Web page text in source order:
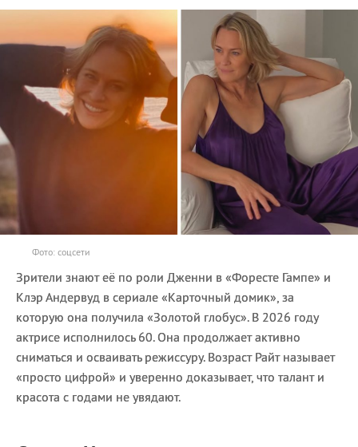
Фото: соцсети
Зрители знают её по роли Дженни в «Форесте Гампе» и
Клэр Андервуд в сериале «Карточный домик», за
которую она получила «Золотой глобус». В 2026 году
актрисе исполнилось 60. Она продолжает активно
сниматься и осваивать режиссуру. Возраст Райт называет
«просто цифрой» и уверенно доказывает, что талант и
красота с годами не увядают.